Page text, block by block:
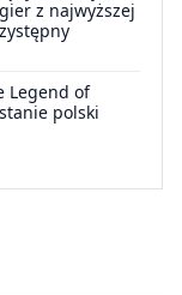
z najwyższej
Legend of
polski